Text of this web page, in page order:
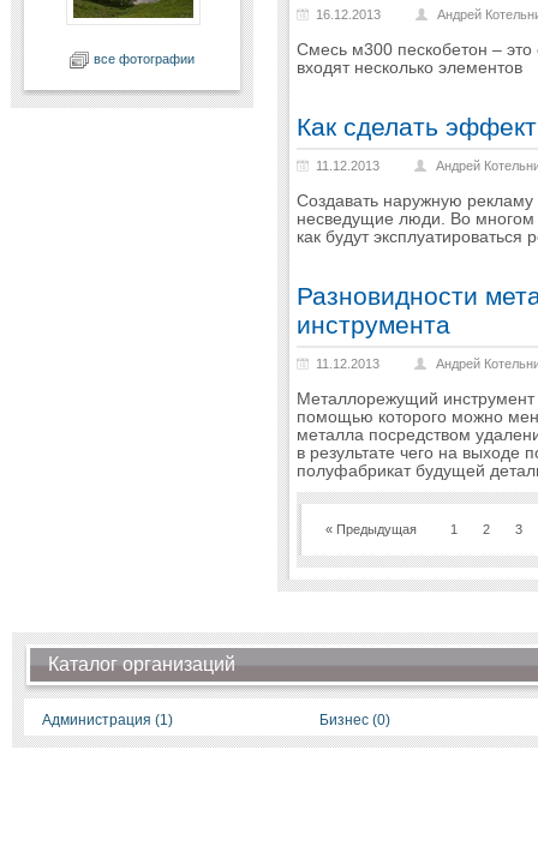
все фотографии
16.12.2013 Андрей
Смесь м300 пескобетон – это
входят несколько элементов
Как сделать
11.12.2013 Андрей
Создавать наружную рекламу
несведущие люди. Во многом
как будут
Разновидности
инструмента
11.12.2013 Андрей
Металлорежущий
помощью которого можно
металла посредством
в результате чего на выходе
полуфабрикат будущей
« Предыдущая 1 2 3
Каталог организаций
Администрация (1) Бизнес (0)